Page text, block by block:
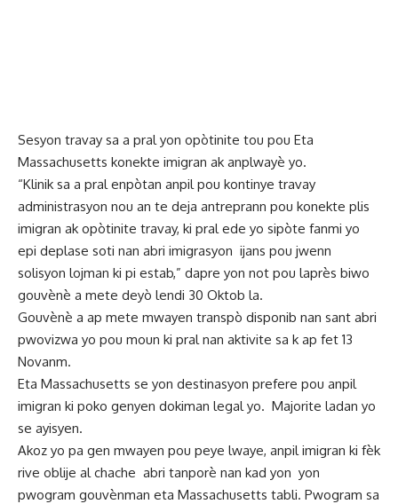
Sesyon travay sa a pral yon opòtinite tou pou Eta
Massachusetts konekte imigran ak anplwayè yo.
“Klinik sa a pral enpòtan anpil pou kontinye travay
administrasyon nou an te deja antreprann pou konekte plis
imigran ak opòtinite travay, ki pral ede yo sipòte fanmi yo
epi deplase soti nan abri imigrasyon ijans pou jwenn
solisyon lojman ki pi estab,” dapre yon not pou laprès biwo
gouvènè a mete deyò lendi 30 Oktob la.
Gouvènè a ap mete mwayen transpò disponib nan sant abri
pwovizwa yo pou moun ki pral nan aktivite sa k ap fet 13
Novanm.
Eta Massachusetts se yon destinasyon prefere pou anpil
imigran ki poko genyen dokiman legal yo. Majorite ladan yo
se ayisyen.
Akoz yo pa gen mwayen pou peye lwaye, anpil imigran ki fèk
rive oblije al chache abri tanporè nan kad yon yon
pwogram gouvènman eta Massachusetts tabli. Pwogram sa